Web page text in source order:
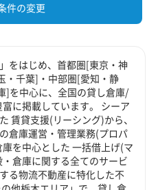
件の変更
をはじめ、首都圏[東京・神
・千葉]・中部圏[愛知・静
]を中心に、全国の貸し倉庫/
に掲載しています。 シーア
賃貸支援(リーシング)から、
倉庫運営・管理業務(プロパ
を中心とした 一括借上げ(マ
倉庫に関する全てのサービ
る物流不動産に特化した不